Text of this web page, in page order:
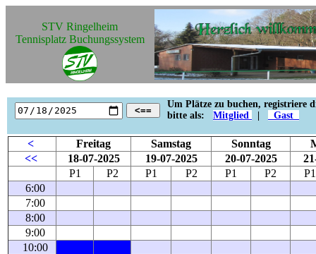
STV Ringelheim
Tennisplatz Buchungssystem
<==
Um Plätze zu buchen, registriere
bitte als: Mitglied Gast
< Freitag Samstag Sonntag
<<
18-07-2025 19-07-2025 20-07-2025
P1
P2 P1 P2 P1 P2
P1
6:00
7:00
8:00
9:00
10:00